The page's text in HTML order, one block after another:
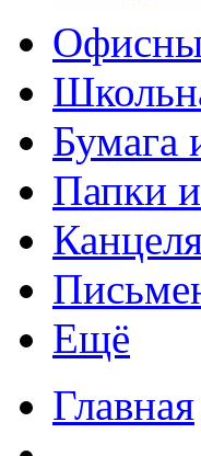
Бумага
Папки
Ещё
Главная